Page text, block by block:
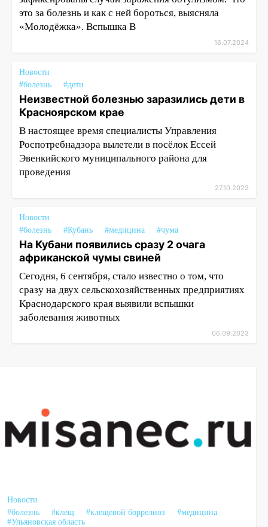
это за болезнь и как с ней бороться, выясняла
«Молодёжка». Вспышка В
16.07.2024
Новости
#болезнь
#дети
Неизвестной болезнью заразились дети в
Красноярском крае
В настоящее время специалисты Управления
Роспотребнадзора вылетели в посёлок Ессей
Эвенкийского муниципального района для
проведения
27.10.2023
Новости
#болезнь
#Кубань #медицина #чума
На Кубани появились сразу 2 очага
африканской чумы свиней
Сегодня, 6 сентября, стало известно о том, что
сразу на двух сельскохозяйственных предприятиях
Краснодарского края выявили вспышки
заболевания животных
06.09.2023
Новости
#болезнь
#клещ #клещевой боррелиоз
#медицина
#Ульяновская область